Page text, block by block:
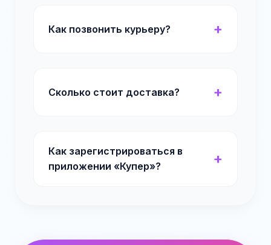
Как позвонить курьеру?
Сколько стоит доставка?
Как зарегистрироваться в
приложении «Купер»?